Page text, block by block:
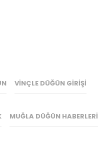
VINÇLE DÜĞÜN GIRIŞI
MUĞLA DÜĞÜN HABERLERI